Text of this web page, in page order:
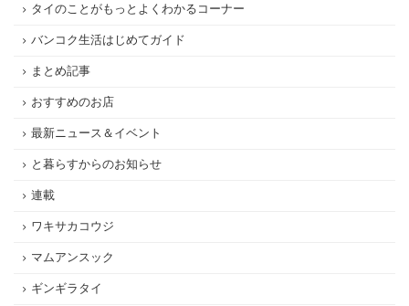
タイのことがもっとよくわかるコーナー
バンコク生活はじめてガイド
まとめ記事
おすすめのお店
最新ニュース＆イベント
と暮らすからのお知らせ
連載
ワキサカコウジ
マムアンスック
ギンギラタイ